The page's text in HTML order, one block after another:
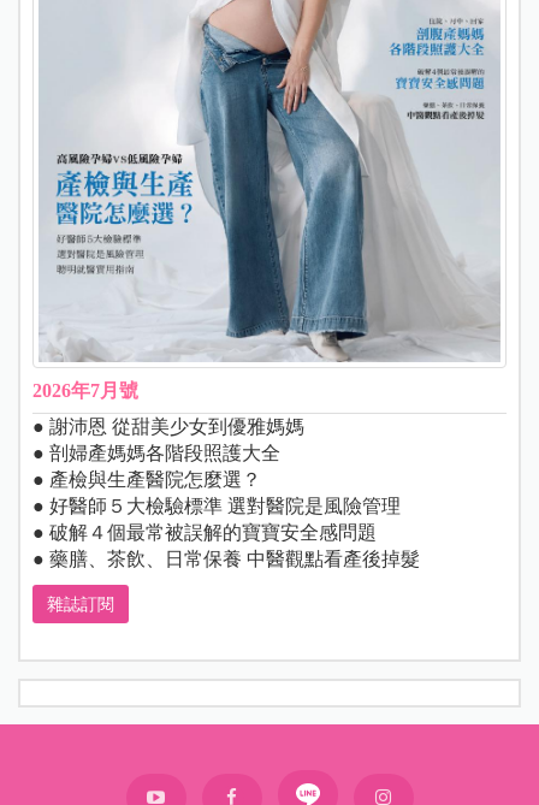
2026年7月號
● 謝沛恩 從甜美少女到優雅媽媽
● 剖婦產媽媽各階段照護大全
● 產檢與生產醫院怎麼選？
● 好醫師５大檢驗標準 選對醫院是風險管理
● 破解４個最常被誤解的寶寶安全感問題
● 藥膳、茶飲、日常保養 中醫觀點看產後掉髮
雜誌訂閱